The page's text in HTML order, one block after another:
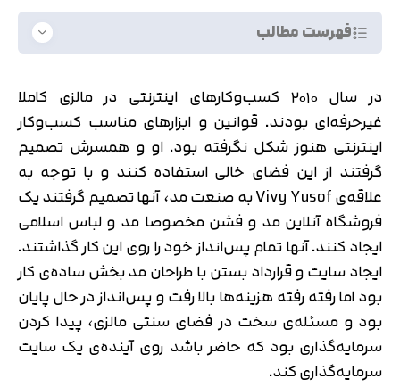
فهرست مطالب
در سال ۲۰۱۰ کسب‌وکار‌های اینترنتی در مالزی کاملا
غیرحرفه‌ای بودند. قوانین و ابزارهای مناسب کسب‌وکار
اینترنتی هنوز شکل نگرفته بود. او و همسرش تصمیم
گرفتند از این فضای خالی استفاده کنند و با توجه به
علاقه‌ی Vivy Yusof به صنعت مد، آنها تصمیم گرفتند یک
فروشگاه آنلاین مد و فشن مخصوصا مد و لباس اسلامی
ایجاد کنند. آنها تمام پس‌انداز خود را روی این کار گذاشتند.
ایجاد سایت و قرارداد بستن با طراحان مد بخش ساده‌ی کار
بود اما رفته رفته هزینه‌ها بالا رفت و پس‌انداز در حال پایان
بود و مسئله‌ی سخت در فضای سنتی مالزی، پیدا کردن
سرمایه‌گذاری بود که حاضر باشد روی آینده‌ی یک سایت
سرمایه‌گذاری کند.